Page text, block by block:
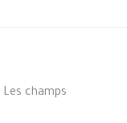
Les champs